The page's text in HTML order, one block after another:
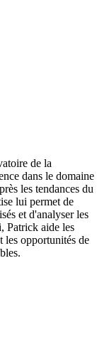
de la
dans le domaine
les tendances du
lui permet de
et d'analyser les
Patrick aide les
les opportunités de